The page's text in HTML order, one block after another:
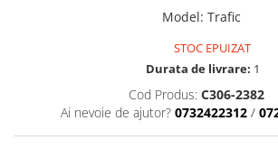
Model: Trafic
STOC EPUIZAT
Durata de livrare: 1
Cod Produs: C306-2382
Ai nevoie de ajutor? 0732422312 /